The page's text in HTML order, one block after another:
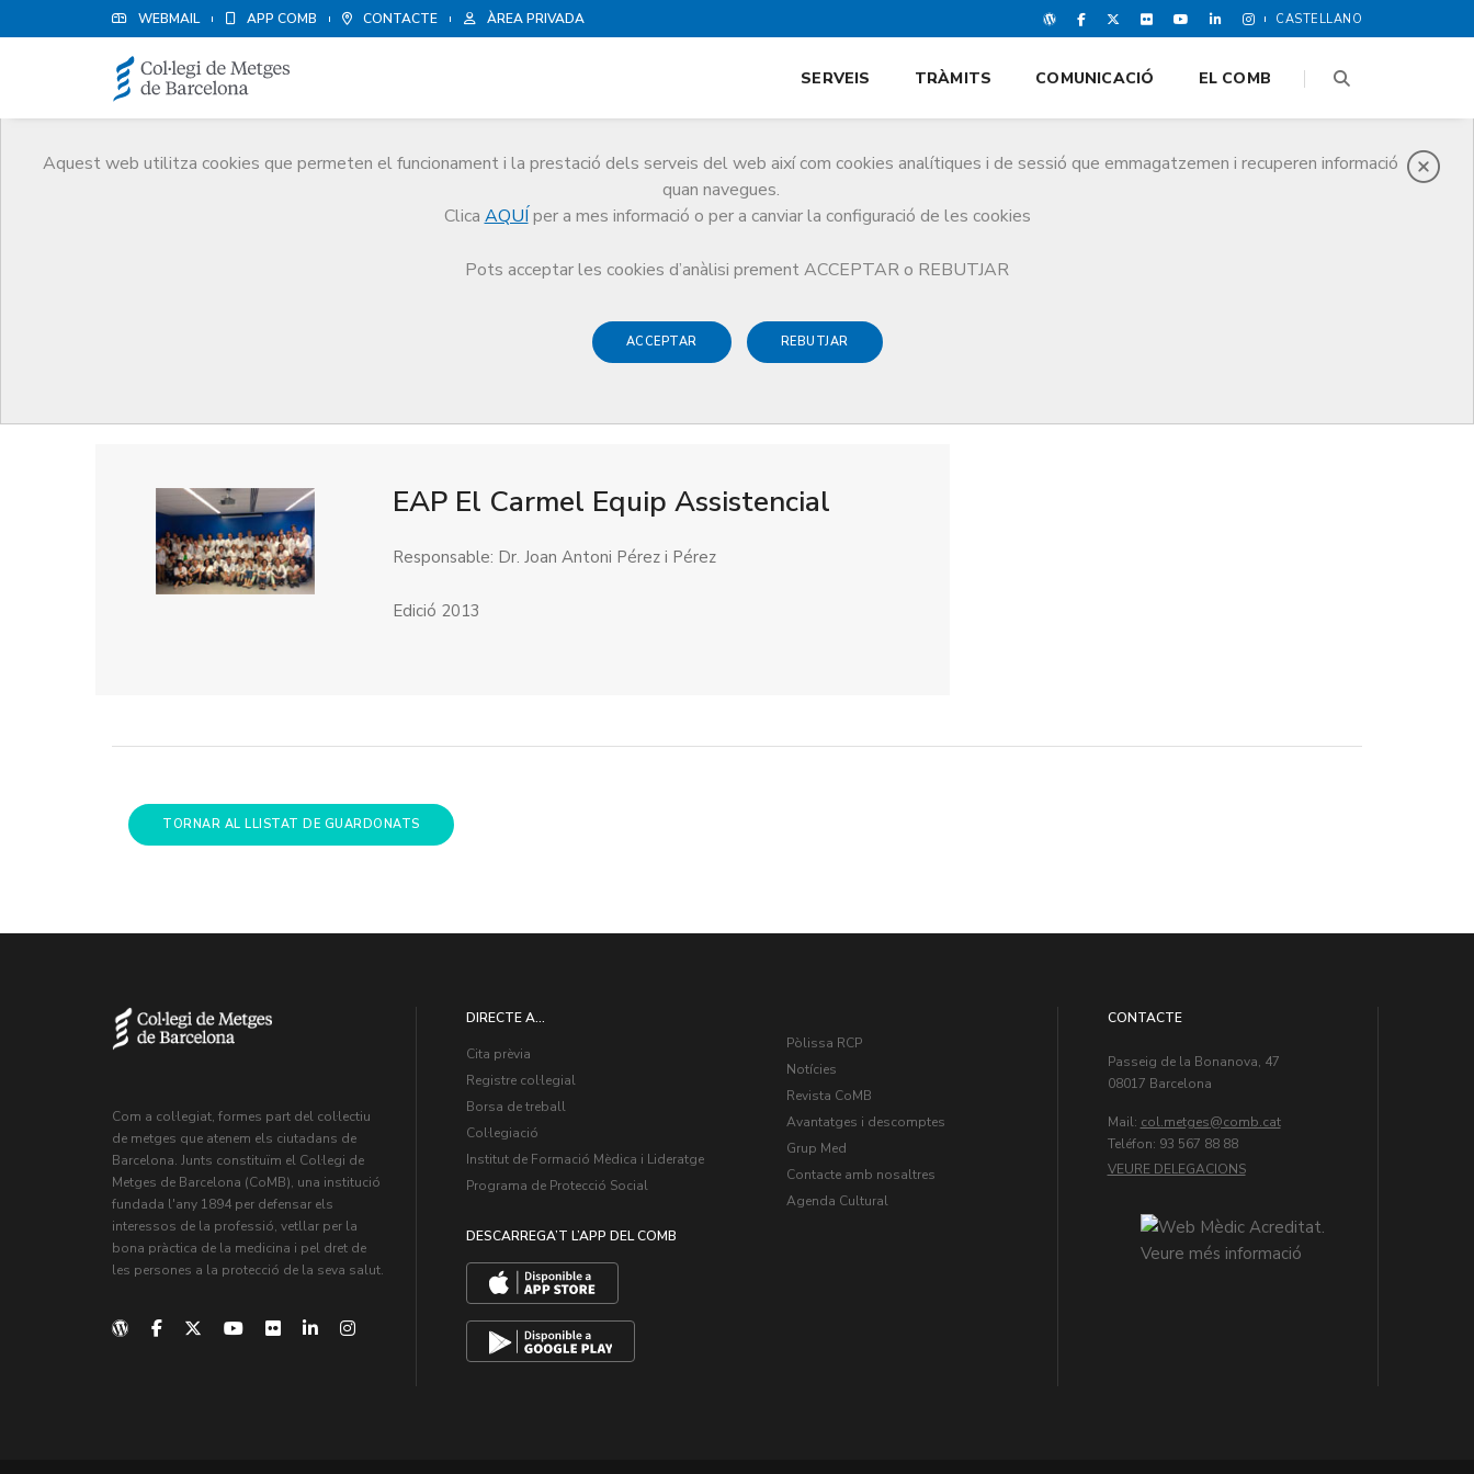
WEBMAIL APP COMB CONTACTE ÀREA PRIVADA CASTELLANO
Aquest web utilitza cookies que permeten el funcionament i la prestació dels serveis del web així com cookies analítiques i de sessió que emmagatzemen i recuperen informació
quan navegues.
Clica AQUÍ per a mes informació o per a canviar la configuració de les cookies
Pots acceptar les cookies d’anàlisi prement ACCEPTAR o REBUTJAR
ACCEPTAR REBUTJAR
SERVEIS TRÀMITS COMUNICACIÓ EL COMB
Guardonat Edició 2013
EAP El Carmel Equip Assistencial
Responsable: Dr. Joan Antoni Pérez i Pérez
Edició 2013
TORNAR AL LLISTAT DE GUARDONATS
Com a col·legiat, formes part del col·lectiu
de metges que atenem els ciutadans de
Barcelona. Junts constituïm el Col·legi de
Metges de Barcelona (CoMB), una institució
fundada l'any 1894 per defensar els
interessos de la professió, vetllar per la
bona pràctica de la medicina i pel dret de
les persones a la protecció de la seva salut.
DIRECTE A...
Cita prèvia
Registre col·legial
Borsa de treball
Col·legiació
Institut de Formació Mèdica i Lideratge
Programa de Protecció Social
DESCARREGA’T L’APP DEL COMB
Pòlissa RCP
Notícies
Revista CoMB
Avantatges i descomptes
Grup Med
Contacte amb nosaltres
Agenda Cultural
CONTACTE
Passeig de la Bonanova, 47
08017 Barcelona
Mail: col.metges
Teléfon: 93 567 88 88
VEURE DELEGACIONS